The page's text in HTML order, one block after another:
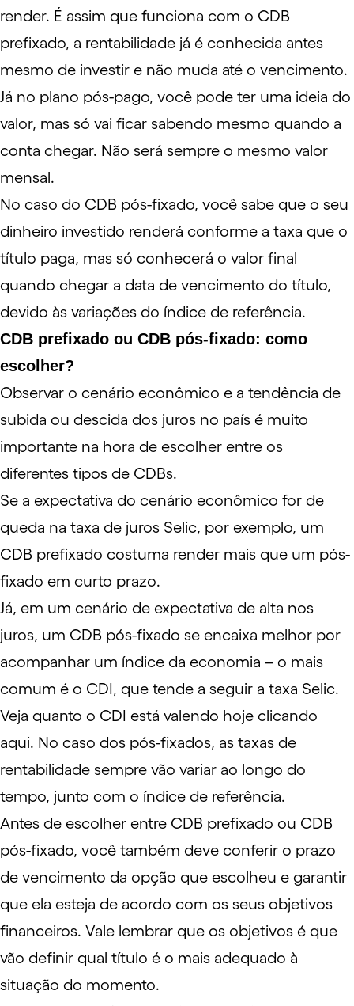
render. É assim que funciona com o CDB
prefixado, a rentabilidade já é conhecida antes
mesmo de investir e não muda até o vencimento.
Já no plano pós-pago, você pode ter uma ideia do
valor, mas só vai ficar sabendo mesmo quando a
conta chegar. Não será sempre o mesmo valor
mensal.
No caso do CDB pós-fixado, você sabe que o seu
dinheiro investido renderá conforme a taxa que o
título paga, mas só conhecerá o valor final
quando chegar a data de vencimento do título,
devido às variações do índice de referência.
CDB prefixado ou CDB pós-fixado: como
escolher?
Observar o cenário econômico e a tendência de
subida ou descida dos juros no país é muito
importante na hora de escolher entre os
diferentes tipos de CDBs.
Se a expectativa do cenário econômico for de
queda na taxa de juros Selic, por exemplo, um
CDB prefixado costuma render mais que um pós-
fixado em curto prazo.
Já, em um cenário de expectativa de alta nos
juros, um CDB pós-fixado se encaixa melhor por
acompanhar um índice da economia – o mais
comum é o CDI, que tende a seguir a taxa Selic.
Veja quanto o CDI está valendo hoje clicando
aqui. No caso dos pós-fixados, as taxas de
rentabilidade sempre vão variar ao longo do
tempo, junto com o índice de referência.
Antes de escolher entre CDB prefixado ou CDB
pós-fixado, você também deve conferir o prazo
de vencimento da opção que escolheu e garantir
que ela esteja de acordo com os seus objetivos
financeiros. Vale lembrar que os objetivos é que
vão definir qual título é o mais adequado à
situação do momento.